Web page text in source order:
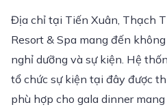
Địa chỉ tại Tiến Xuân, Thạch
Resort & Spa mang đến
nghỉ dưỡng và sự kiện. Hệ
tổ chức sự kiện tại đây được
phù hợp cho gala dinner